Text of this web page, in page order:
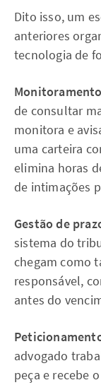
Dito isso, um
anteriores
tecnologia de
de consultar
monitora e
uma carteira
elimina horas
de intimações
Gestão de
sistema do
chegam como
responsável,
antes do
advogado
peça e recebe